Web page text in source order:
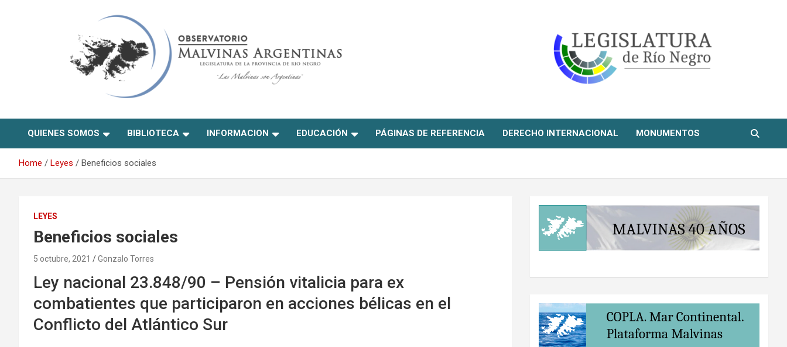
Observatorio Malvinas –
Río Negro
QUIENES SOMOS BIBLIOTECA INFORMACION EDUCACIÓN PÁGINAS DE REFERENCIA DERECHO INTERNACIONAL MONUMENTOS
Home Leyes Beneficios sociales
LEYES
Beneficios sociales
5 octubre, 2021 Gonzalo Torres
Ley nacional 23.848/90 – Pensión vitalicia para ex
combatientes que participaron en acciones bélicas en el
Conflicto del Atlántico Sur